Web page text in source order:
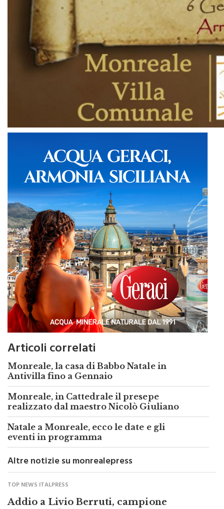
Articoli correlati
Monreale, la casa di Babbo Natale in
Antivilla fino a Gennaio
realizzato dal maestro Nicolò Giuliano
eventi in programma
Altre notizie su monrealepress
TOP NEWS ITALPRESS
Addio a Livio Berruti, campione
olimpico dei 200 metri a Roma1960